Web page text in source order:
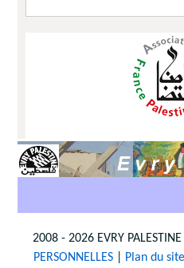
2008 - 2026 EVRY
PERSONNELLES| Plan du site